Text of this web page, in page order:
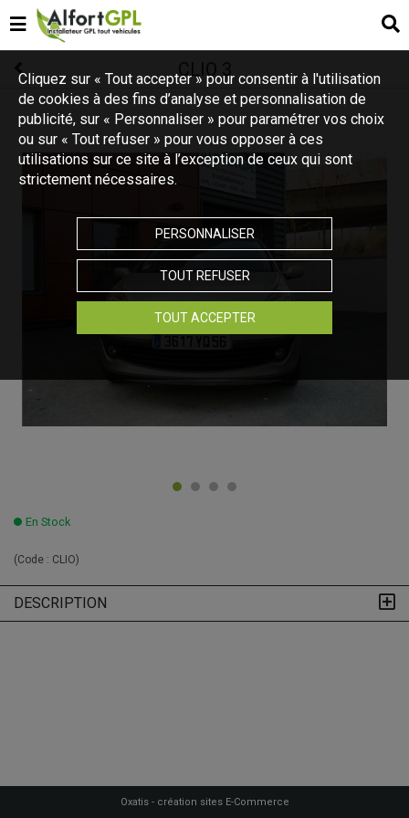
CLIO 3
En Stock
(Code : CLIO)
DESCRIPTION
Cliquez sur « Tout accepter » pour consentir à l'utilisation
de cookies à des fins d’analyse et personnalisation de
publicité, sur « Personnaliser » pour paramétrer vos choix
ou sur « Tout refuser » pour vous opposer à ces
utilisations sur ce site à l’exception de ceux qui sont
strictement nécessaires.
PERSONNALISER
TOUT REFUSER
TOUT ACCEPTER
Oxatis - création sites E-Commerce